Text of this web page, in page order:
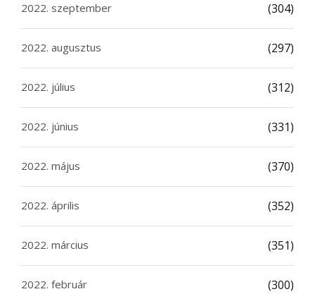
2022. szeptember (304)
2022. augusztus (297)
2022. július (312)
2022. június (331)
2022. május (370)
2022. április (352)
2022. március (351)
2022. február (300)